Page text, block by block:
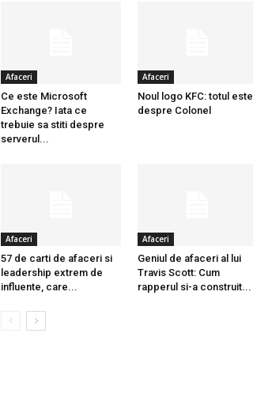
Afaceri
Ce este Microsoft
Exchange? Iata ce
trebuie sa stiti despre
serverul...
Afaceri
Noul logo KFC: totul este
despre Colonel
Afaceri
57 de carti de afaceri si
leadership extrem de
influente, care...
Afaceri
Geniul de afaceri al lui
Travis Scott: Cum
rapperul si-a construit...